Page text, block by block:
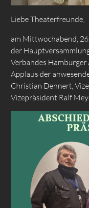
Liebe Theaterfreunde,
am Mittwochabend,
der
Verbandes
Applaus der
Christian Dennert,
Vizepräsident Ralf